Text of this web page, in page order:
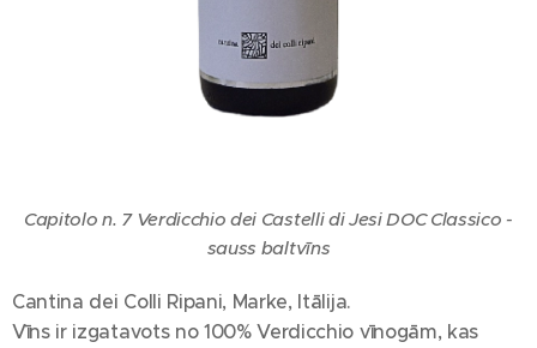
Capitolo n. 7 Verdicchio dei Castelli di Jesi DOC Classico -
sauss baltvīns
Cantina dei Colli Ripani, Marke, Itālija.
Vīns ir izgatavots no 100% Verdicchio vīnogām, kas